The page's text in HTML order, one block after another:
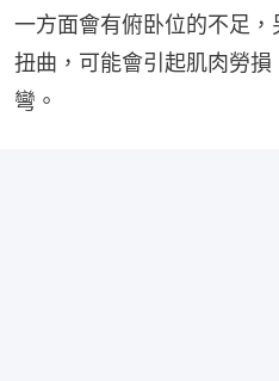
一方面會有俯卧位的不足，
扭曲，可能會引起肌肉勞
彎。